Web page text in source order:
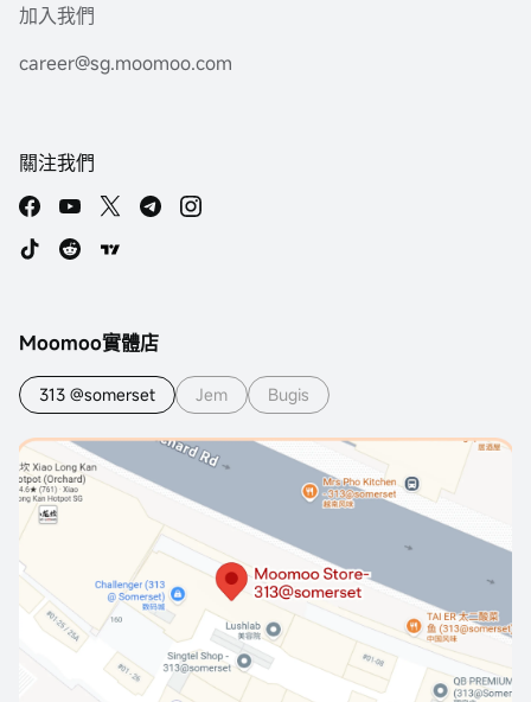
加入我們
career@sg.moomoo.com
關注我們
Moomoo實體店
313 @somerset Jem Bugis